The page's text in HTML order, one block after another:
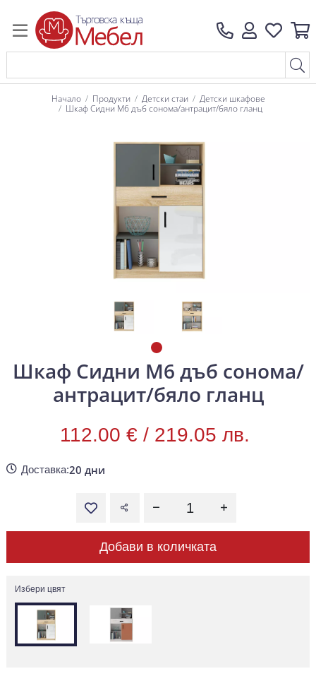
Начало Продукти Детски стаи
Детски шкафове
Шкаф Сидни М6 дъб сонома/антрацит/бяло гланц
Шкаф Сидни М6 дъб сонома/
антрацит/бяло гланц
112.00 € / 219.05 лв.
Доставка:20 дни
Добави в количката
Избери цвят